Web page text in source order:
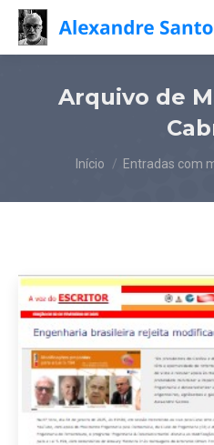
Arquivo de
Você está aqui:
Início Entradas com